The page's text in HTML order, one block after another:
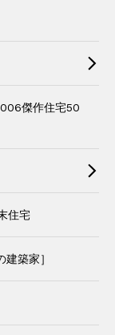
傑作住宅50
住宅
築家］